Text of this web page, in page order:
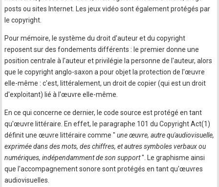
posts ou sites Internet. Les jeux vidéo sont également protégés par
le copyright.
Pour mémoire, le système du droit d'auteur et du copyright
reposent sur des fondements différents : le premier donne une
position centrale à l'auteur et privilégie la personne de l'auteur, alors
que le copyright anglo-saxon a pour objet la protection de l'œuvre
elle-même : c'est, littéralement, un droit de copier (qui est un droit
d'exploitant) lié à l'œuvre elle-même.
En ce qui concerne ce dernier, le code source est protégé en tant
qu'œuvre littéraire. En effet, le paragraphe 101 du Copyright Act(1)
définit une œuvre littéraire comme " une œuvre, autre qu'audiovisuelle,
exprimée dans des mots, des chiffres, et autres symboles verbaux ou
numériques, indépendamment de son support". Le graphisme ainsi
que l'accompagnement sonore sont protégés en tant qu'œuvres
audiovisuelles.